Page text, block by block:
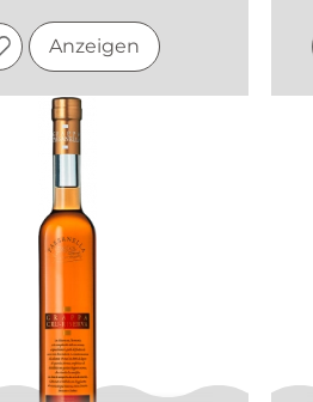
Anzeigen